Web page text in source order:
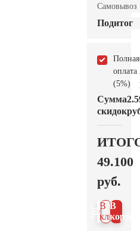
Самовывоз
Подитог
Полная
оплата
(5%)
Сумма
скидок
49.100
руб.
В
В 1
клик